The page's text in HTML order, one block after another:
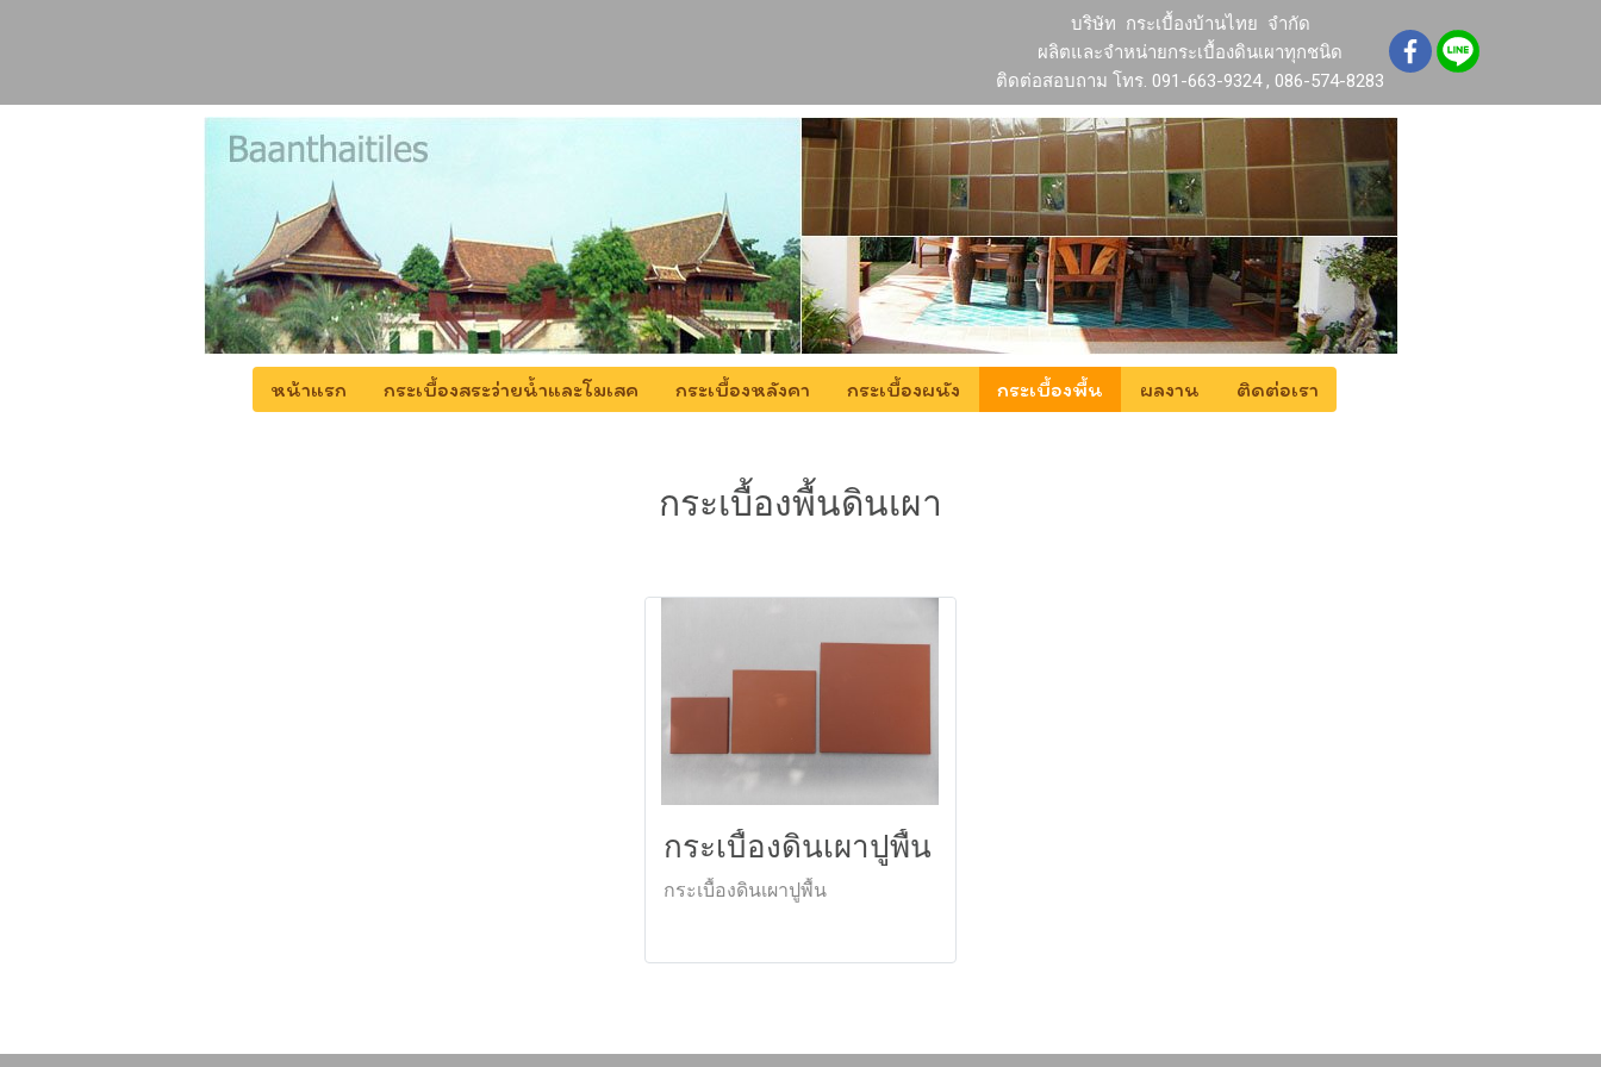
บริษัท กระเบื้องบ้านไทย จำกัด
ผลิตและจำหน่ายกระเบื้องดินเผาทุกชนิด
ติดต่อสอบถาม โทร. 091-663-9324 , 086-574-8283
หน้าแรก กระเบื้องสระว่ายน้ำและโมเสค กระเบื้องหลังคา กระเบื้องผนัง กระเบื้องพื้น ผลงาน ติดต่อเรา
กระเบื้องพื้นดินเผา
กระเบื้องดินเผาปูพื้น
กระเบื้องดินเผาปูพื้น